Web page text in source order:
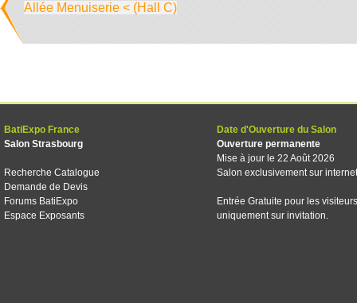
Allée Menuiserie < (Hall C)
BatiExpo France
Salon Strasbourg
Recherche Catalogue
Demande de Devis
Forums BatiExpo
Espace Exposants
Date d'Ouverture du Salon
Ouverture permanente
Mise à jour le 22 Août 2026
Salon exclusivement sur internet
Entrée Gratuite pour les visiteurs
uniquement sur invitation.